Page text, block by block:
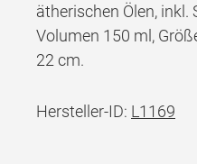
ätherischen Ölen,
Volumen 150 ml,
22 cm.
Hersteller-ID: L1169